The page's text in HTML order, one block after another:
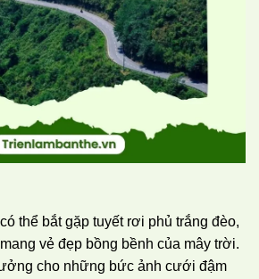
thể bắt gặp tuyết rơi phủ trắng đèo,
vẻ đẹp bồng bềnh của mây trời.
cho những bức ảnh cưới đậm